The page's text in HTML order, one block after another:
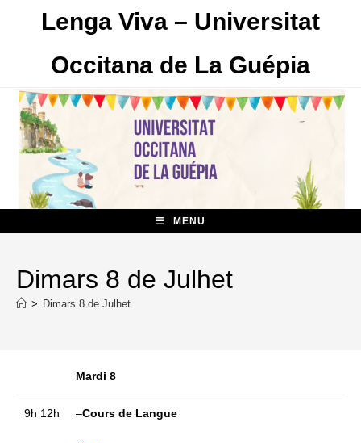
Lenga Viva – Universitat
Occitana de La Guépia
MENU
Dimars 8 de Julhet
> Dimars 8 de Julhet
Mardi 8
9h 12h –Cours de Langue